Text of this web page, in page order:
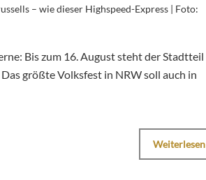
– wie dieser Highspeed-Express | Foto:
Bis zum 16. August steht der Stadtteil
größte Volksfest in NRW soll auch in
Weiterlesen